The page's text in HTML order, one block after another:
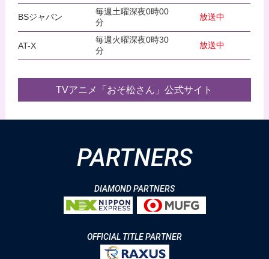
BSジャパン
毎週土曜深夜0時00
分
放送中
AT-X
毎週火曜深夜0時30
分
放送中
TVアニメ「おそ松さん」公式サイト
PARTNERS
DIAMOND PARTNERS
OFFICIAL TITLE PARTNER